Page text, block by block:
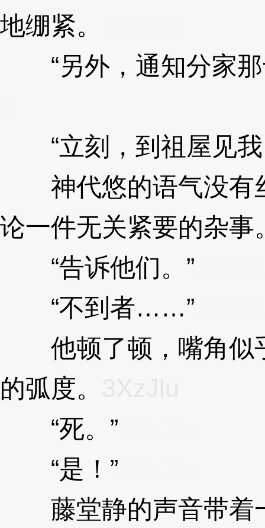
地绷紧。
“另外，通知分家那
“立刻，到祖屋见我
神代悠的语气没有
论一件无关紧要的杂事
“告诉他们。”
“不到者……”
他顿了顿，嘴角似
的弧度。
“死。”
“是！”
藤堂静的声音带着